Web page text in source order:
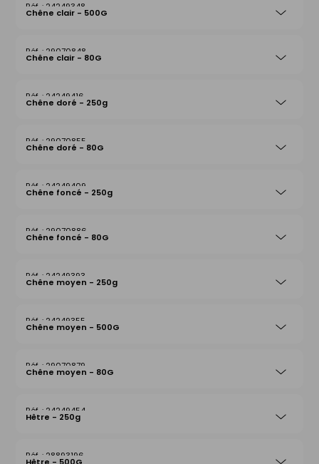
24249348
Chêne clair - 500G
29070848
Chêne clair - 80G
24249416
Chêne doré - 250g
29070855
Chêne doré - 80G
24249409
Chêne foncé - 250g
29070886
Chêne foncé - 80G
24249393
Chêne moyen - 250g
24249355
Chêne moyen - 500G
29070879
Chêne moyen - 80G
24249454
Hêtre - 250g
28893196